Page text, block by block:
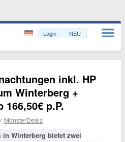
Login NEU
inkl. HP
Winterberg +
166,50€ p.P.
MonsterDealz
in Winterberg bietet zwei